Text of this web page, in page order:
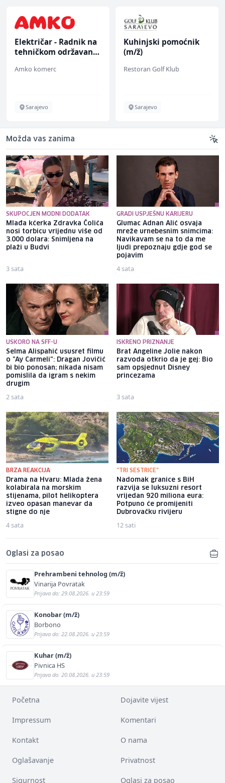
Električar - Radnik na
tehničkom održavanju
Amko komerc
Sarajevo
Kuhinjski pomoćnik
(m/ž)
Restoran Golf Klub
Sarajevo
Možda vas zanima
SKUPOCJEN MODNI DODATAK
Mlađa kćerka Zdravka Čolića
nosi torbicu vrijednu više od
3.000 dolara: Snimljena na
plaži u Budvi
3 sata
GRADI USPJEŠNU KARIJERU
Glumac Adnan Alić osvaja
mreže urnebesnim snimcima:
Navikavam se na to da me
ljudi prepoznaju gdje god se
pojavim
4 sata
USKORO NA SFF-U
Selma Alispahić ususret filmu
o "Ay Carmeli": Dragan Jovičić
bi bio ponosan; nikada nisam
pomislila da igram s nekim
drugim
2 sata
ISKRENO PRIZNANJE
Brat Angeline Jolie nakon
razvoda otkrio da je gej: Bio
sam opsjednut Disney
princezama
3 sata
BRZA REAKCIJA
Drama na Hvaru: Mlada žena
kolabirala na morskim
stijenama, pilot helikoptera
izveo opasan manevar da
stigne do nje
4 sata
"TRI SESTRICE"
Nadomak granice s BiH
razvija se luksuzni resort
vrijedan 920 miliona eura:
Potpuno će promijeniti
Dubrovačku rivijeru
12 sati
Oglasi za posao
Prehrambeni tehnolog (m/ž)
Vinarija Povratak
Prijava do: 29.08.2026. u 23:59
Konobar (m/ž)
Borbono
Prijava do: 22.08.2026. u 23:59
Kuhar (m/ž)
Pivnica HS
Prijava do: 20.08.2026. u 23:59
Početna Dojavite vijest
Impressum Komentari
Kontakt O nama
Oglašavanje Privatnost
Sigurnost Oglasi za posao